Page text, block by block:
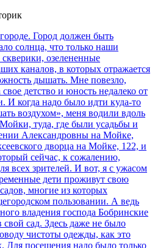
Город должен быть
солнца, что только наши
озелененные
каналов, в которых отражается
дышать. Мне повезло,
детство и юность недалеко от
И когда надо было идти куда-то
воздухом», меня водили вдоль
туда, где были усадьбы и
Александровны на Мойке,
дворца на Мойке, 122, и
сейчас, к сожалению,
всех зрителей. И вот, я с ужасом
дети проживут свою
многие из которых
пользовании. А ведь
владения господа Бобринские
сад. Здесь даже не было
чистоты одежды, как это
Для посещения надо было только